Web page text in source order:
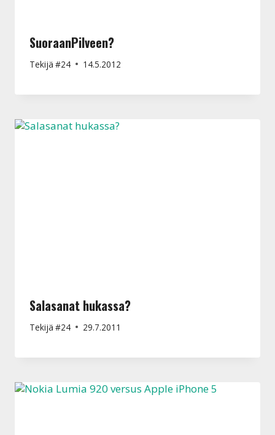
SuoraanPilveen?
Tekijä #24 14.5.2012
Salasanat hukassa?
Tekijä #24 29.7.2011